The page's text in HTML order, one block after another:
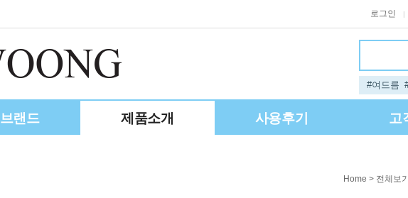
로그인 |
#여드름
브랜드 제품소개 사용후기 고
Home > 전체보